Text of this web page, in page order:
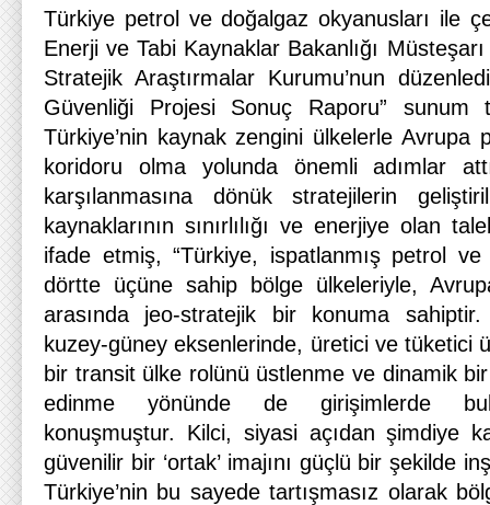
Türkiye petrol ve doğalgaz okyanusları ile
Enerji ve Tabi Kaynaklar Bakanlığı
Stratejik Araştırmalar Kurumu’nun
Güvenliği Projesi Sonuç Raporu” sunum
Türkiye’nin kaynak zengini ülkelerle Avrupa
koridoru olma yolunda önemli adımlar
karşılanmasına dönük stratejilerin
kaynaklarının sınırlılığı ve enerjiye olan
ifade etmiş, “Türkiye, ispatlanmış petrol
dörtte üçüne sahip bölge ülkeleriyle,
arasında jeo-stratejik bir konuma
kuzey-güney eksenlerinde, üretici ve tüketici
bir transit ülke rolünü üstlenme ve dinamik
edinme yönünde de girişimlerde
konuşmuştur. Kilci, siyasi açıdan şimdiye
güvenilir bir ‘ortak’ imajını güçlü bir şekilde
Türkiye’nin bu sayede tartışmasız olarak